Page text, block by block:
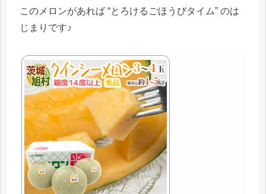
このメロンがあれば “とろけるごほうびタイム” のは
じまりです♪